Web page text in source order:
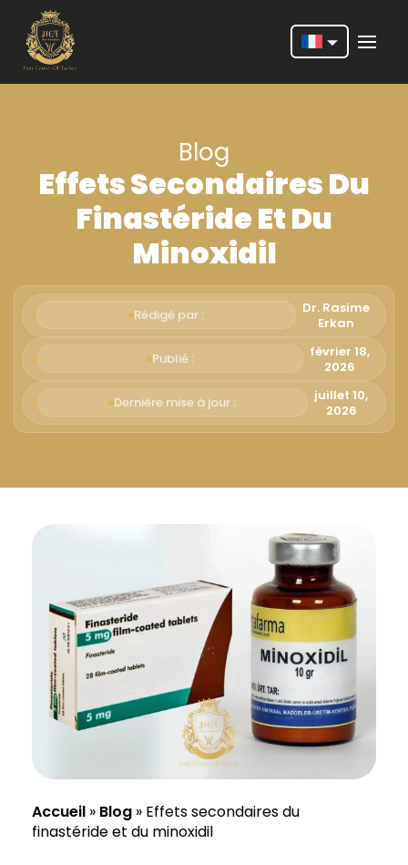
Deutsch
Português
Türkçe
Italiano
Română
Русский
Svenska
Blog
Effets Secondaires Du
Finastéride Et Du
Minoxidil
Rédigé par :
Dr. Rasime
Erkan
Publié :
février 18,
2026
Dernière mise à jour :
juillet 10,
2026
Accueil » Blog » Effets secondaires du
finastéride et du minoxidil